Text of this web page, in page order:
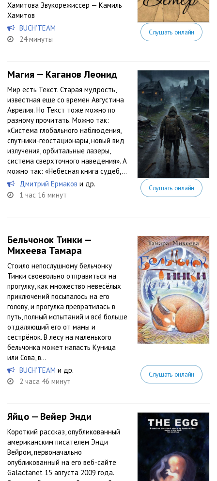
Хамитова Звукорежиссер — Камиль
Хамитов
BUCH’TEAM
24 минуты
Слушать онлайн
Магия — Каганов Леонид
Мир есть Текст. Старая мудрость,
известная еще со времен Августина
Аврелия. Но Текст тоже можно по
разному прочитать. Можно так:
«Система глобального наблюдения,
спутники-геостационары, новый вид
излучения, орбитальные лазеры,
система сверхточного наведения». А
можно так: «Небесная книга судеб,...
Дмитрий Ермаков и др.
1 час 16 минут
Слушать онлайн
Бельчонок Тинки —
Михеева Тамара
Стоило непослушному бельчонку
Тинки своевольно отправиться на
прогулку, как множество невесёлых
приключений посыпалось на его
голову, и прогулка превратилась в
путь, полный испытаний и всё больше
отдаляющий его от мамы и
сестрёнок. В лесу на маленького
бельчонка может напасть Куница
или Сова, в...
BUCH’TEAM и др.
2 часа 46 минут
Слушать онлайн
Яйцо — Вейер Энди
Короткий рассказ, опубликованный
американским писателем Энди
Вейром, первоначально
опубликованный на его веб-сайте
Galactanet 15 августа 2009 года.